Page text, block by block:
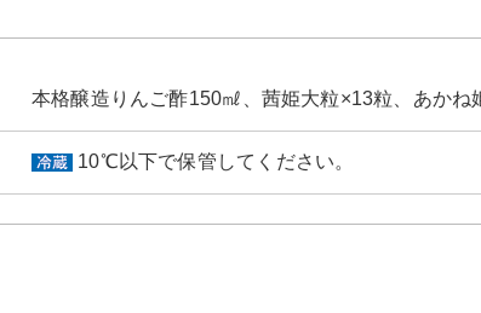
本格醸造りんご酢150㎖、茜姫大粒×13粒、あかね
10℃以下で保管してください。